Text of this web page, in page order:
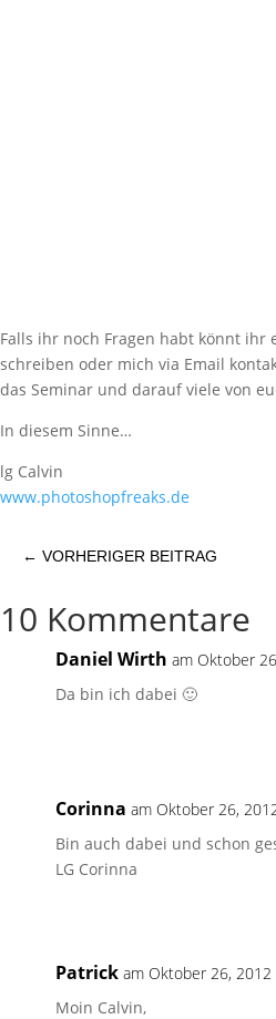
Falls ihr noch Fragen habt könnt
schreiben oder mich via Email
das Seminar und darauf viele von
In diesem Sinne…
lg Calvin
www.photoshopfreaks.de
← VORHERIGER BEITRAG
10 Kommentare
Daniel Wirth am Oktober
Da bin ich dabei 🙂
Corinna am Oktober 26,
Bin auch dabei und schon
LG Corinna
Patrick am Oktober 26, 2012
Moin Calvin,